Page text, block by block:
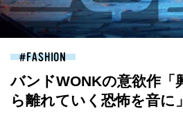
FASHION
バンドWONKの意欲作「
ら離れていく恐怖を音に」